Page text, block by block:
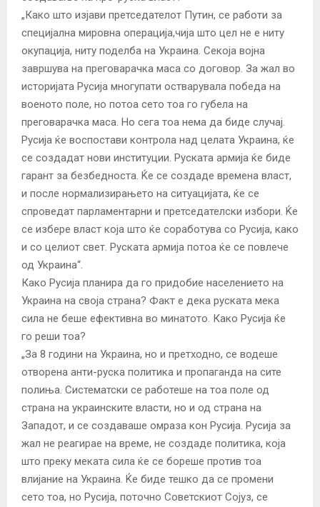
„Како што изјави претседателот Путин, се работи за
специјална мировна операција,чија што цел не е ниту
окупација, ниту поделба на Украина. Секоја војна
завршува на преговарачка маса со договор. За жал во
историјата Русија многупати остварувала победа на
военото поле, но потоа сето тоа го губела на
преговарачка маса. Но сега тоа нема да биде случај.
Русија ќе воспостави контрола над целата Украина, ќе
се создадат нови институции. Руската армија ќе биде
гарант за безбедноста. Ќе се создаде времена власт,
и после нормализирањето на ситуацијата, ќе се
спроведат парламентарни и претседателски избори. Ќе
се избере власт која што ќе соработува со Русија, како
и со целиот свет. Руската армија потоа ќе се повлече
од Украина“.
Како Русија планира да го придобие населението на
Украина на своја страна? Факт е дека руската мека
сила не беше ефективна во минатото. Како Русија ќе
го реши тоа?
„За 8 години на Украина, но и претходно, се водеше
отворена анти-руска политика и пропаганда на сите
полиња. Систематски се работеше на тоа поле од
страна на украинските власти, но и од страна на
Западот, и се создаваше омраза кон Русија. Русија за
жал не реагирае на време, не создаде политика, која
што преку меката сила ќе се бореше против тоа
влијание на Украина. Ќе биде тешко да се промени
сето тоа, но Русија, поточно Советскиот Сојуз, се